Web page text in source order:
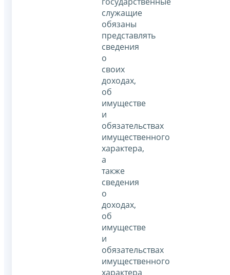
служащие
обязаны
представлять
сведения
о
своих
доходах,
об
имуществе
и
обязательствах
имущественного
характера,
а
также
сведения
о
доходах,
об
имуществе
и
обязательствах
имущественного
характера